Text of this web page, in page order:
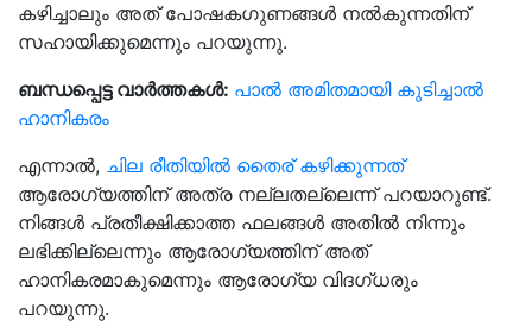
കഴിച്ചാലും അത് പോഷകഗുണങ്ങൾ നൽകുന്നതിന്
സഹായിക്കുമെന്നും പറയുന്നു.
ബന്ധപ്പെട്ട വാർത്തകൾ: പാല്‍ അമിതമായി കുടിച്ചാൽ
ഹാനികരം
എന്നാൽ, ചില രീതിയിൽ തൈര് കഴിക്കുന്നത്
ആരോഗ്യത്തിന് അത്ര നല്ലതല്ലെന്ന് പറയാറുണ്ട്.
നിങ്ങൾ പ്രതീക്ഷിക്കാത്ത ഫലങ്ങൾ അതിൽ നിന്നും
ലഭിക്കില്ലെന്നും ആരോഗ്യത്തിന് അത്
ഹാനികരമാകുമെന്നും ആരോഗ്യ വിദഗ്ധരും
പറയുന്നു.